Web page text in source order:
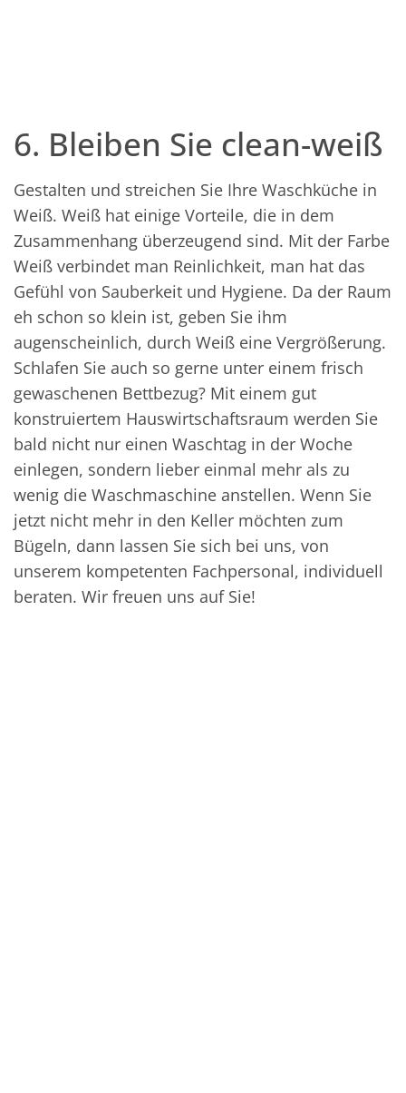
6. Bleiben Sie clean-weiß
Gestalten und streichen Sie Ihre Waschküche in
Weiß. Weiß hat einige Vorteile, die in dem
Zusammenhang überzeugend sind. Mit der Farbe
Weiß verbindet man Reinlichkeit, man hat das
Gefühl von Sauberkeit und Hygiene. Da der Raum
eh schon so klein ist, geben Sie ihm
augenscheinlich, durch Weiß eine Vergrößerung.
Schlafen Sie auch so gerne unter einem frisch
gewaschenen Bettbezug? Mit einem gut
konstruiertem Hauswirtschaftsraum werden Sie
bald nicht nur einen Waschtag in der Woche
einlegen, sondern lieber einmal mehr als zu
wenig die Waschmaschine anstellen. Wenn Sie
jetzt nicht mehr in den Keller möchten zum
Bügeln, dann lassen Sie sich bei uns, von
unserem kompetenten Fachpersonal, individuell
beraten. Wir freuen uns auf Sie!